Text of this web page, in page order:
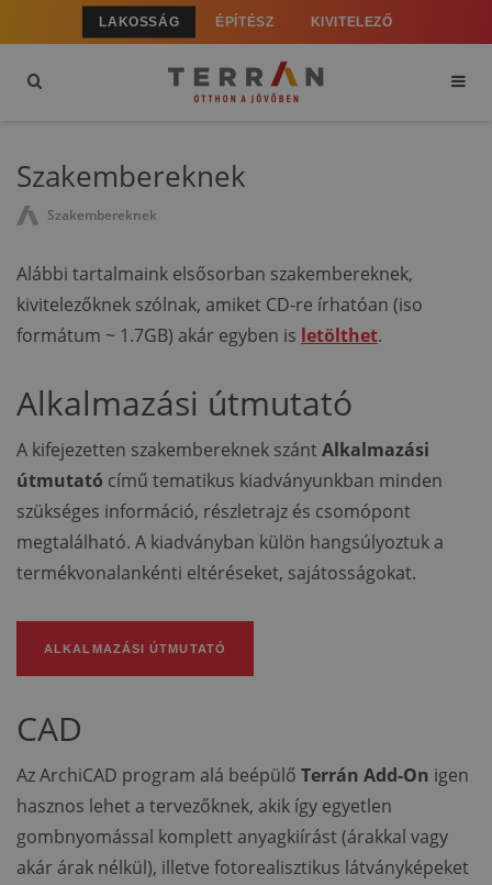
LAKOSSÁG ÉPÍTÉSZ KIVITELEZŐ
Szakembereknek
Szakembereknek
Alábbi tartalmaink elsősorban szakembereknek,
kivitelezőknek szólnak, amiket CD-re írhatóan (iso
formátum ~ 1.7GB) akár egyben is letölthet.
Alkalmazási útmutató
A kifejezetten szakembereknek szántAlkalmazási
útmutató című tematikus kiadványunkban minden
szükséges információ, részletrajz és csomópont
megtalálható. A kiadványban külön hangsúlyoztuk a
termékvonalankénti eltéréseket, sajátosságokat.
ALKALMAZÁSI ÚTMUTATÓ
CAD
Az ArchiCAD program alá beépülő Terrán Add-On igen
hasznos lehet a tervezőknek, akik így egyetlen
gombnyomással komplett anyagkiírást (árakkal vagy
akár árak nélkül), illetve fotorealisztikus látványképeket